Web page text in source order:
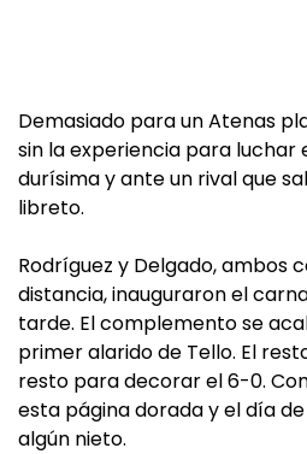
Demasiado para un Atenas
sin la experiencia para luchar
durísima y ante un rival que
libreto.
Rodríguez y Delgado, ambos
distancia, inauguraron el
tarde. El complemento se
primer alarido de Tello. El
resto para decorar el 6-0.
esta página dorada y el día
algún nieto.